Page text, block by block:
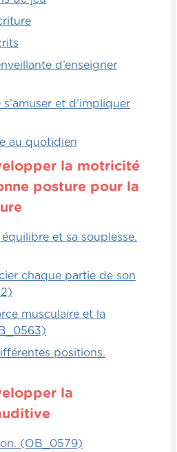
Mais ce qui rend ce jeu
de cinq questions
questions ont été
l'objet qu'il croit
le plus de jouets
qui va gagner.
ajuster le degré de
augmenter le nombre de
à poser, par exemple,
jeu un peu plus facile.
à mettre une carte
qui ne l'a pas vue et
fermées pour
de quelle carte il s'agit.
pour travailler les
quand les enfants sont
avoir tendance à
d’enseigner
s’amuser et d’impliquer
au quotidien
la motricité
posture pour la
et sa souplesse.
chaque partie de son
musculaire et la
positions.
la
(OB_0579)